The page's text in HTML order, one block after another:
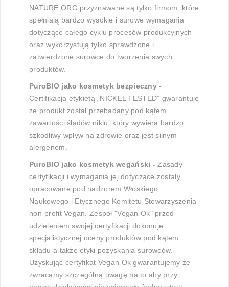
NATURE.ORG przyznawane są tylko firmom, które
spełniają bardzo wysokie i surowe wymagania
dotyczące całego cyklu procesów produkcyjnych
oraz wykorzystują tylko sprawdzone i
zatwierdzone surowce do tworzenia swych
produktów.
PuroBIO jako kosmetyk bezpieczny -
Certifikacja etykietą „NICKEL TESTED” gwarantuje
że produkt został przebadany pod kątem
zawartości śladów niklu, który wywiera bardzo
szkodliwy wpływ na zdrowie oraz jest silnym
alergenem.
PuroBIO jako kosmetyk wegański -Zasady
certyfikacji i wymagania jej dotyczące zostały
opracowane pod nadzorem Włoskiego
Naukowego i Etycznego Komitetu Stowarzyszenia
non-profit Vegan. Zespół "Vegan Ok" przed
udzieleniem swojej certyfikacji dokonuje
specjalistycznej oceny produktów pod kątem
składu a także etyki pozyskania surowców.
Uzyskując certyfikat Vegan Ok gwarantujemy że
zwracamy szczególną uwagę na to aby przy